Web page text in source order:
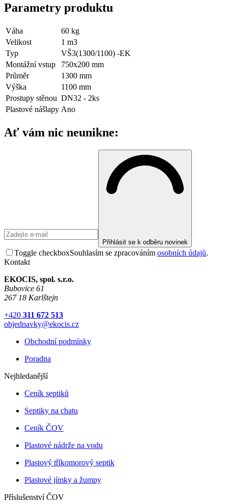
Parametry produktu
Váha 60 kg
Velikost
1 m3
Typ
VŠ3(1300/1100) -EK
Montážní vstup
750x200 mm
Průměr
1300 mm
Výška
1100 mm
Prostupy stěnou DN32 - 2ks
Plastové nášlapy Ano
Ať vám nic neunikne:
Přihlásit se k odběru novinek
Toggle checkboxSouhlasím se zpracováním osobních údajů.
Kontakt
EKOCIS, spol. s.r.o.
Bubovice 61
267 18 Karlštejn
+420 311 672 513
objednavky@ekocis.cz
Obchodní podmínky
Poradna
Nejhledanější
Ceník septiků
Septiky na chatu
Ceník ČOV
Plastové nádrže na vodu
Plastový tříkomorový septik
Plastové jímky a žumpy
Příslušenství ČOV